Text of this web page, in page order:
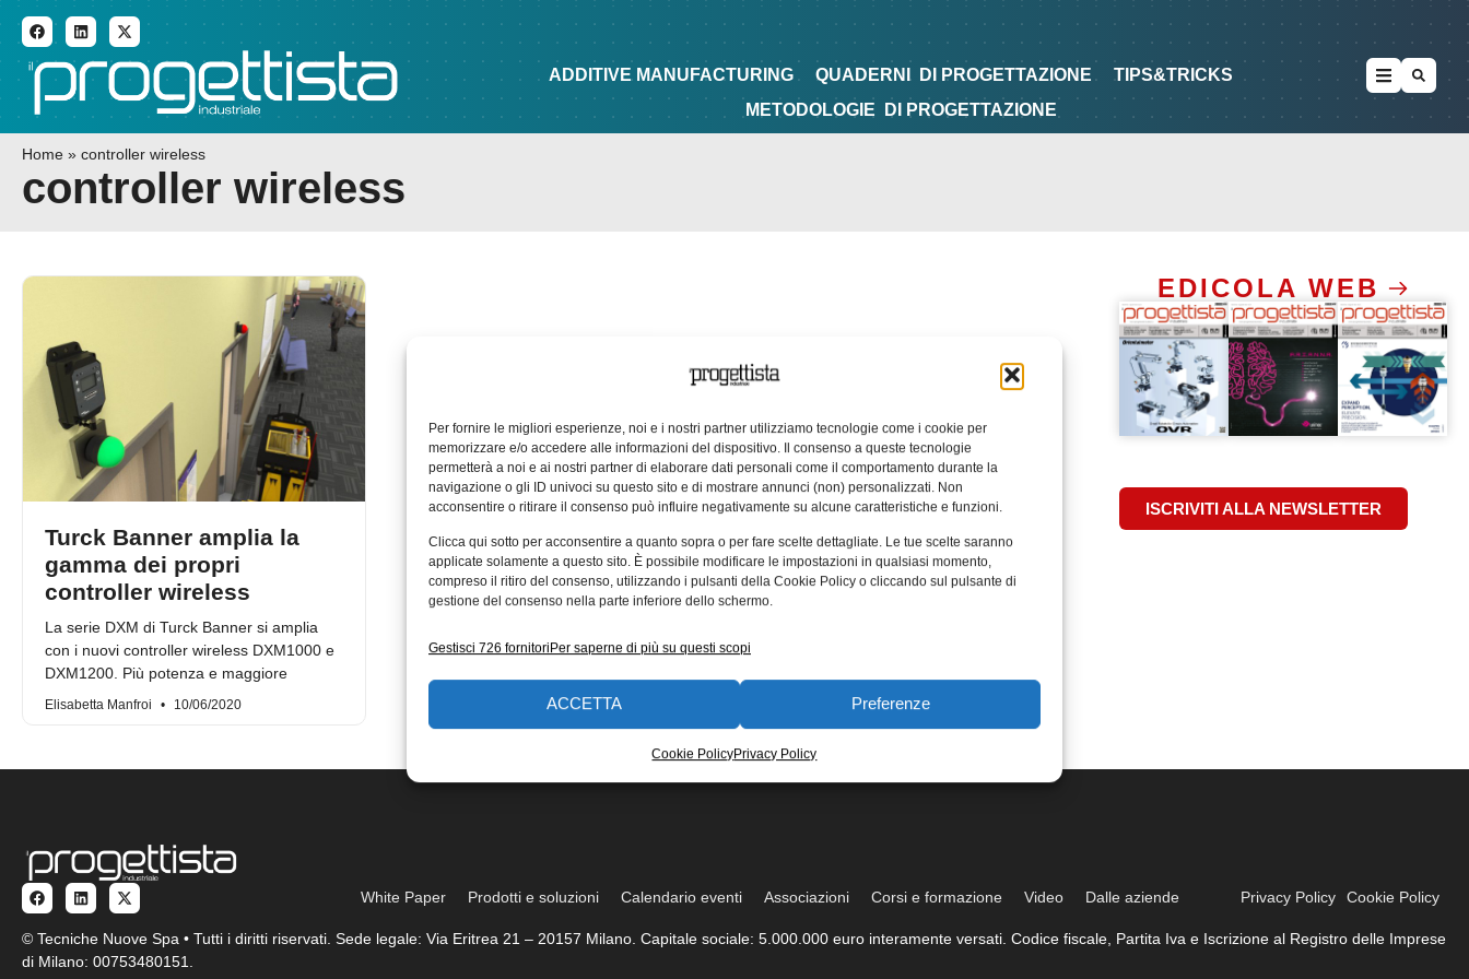
Per fornire le migliori esperienze, noi e i nostri partner utilizziamo tecnologie come i cookie per
memorizzare e/o accedere alle informazioni del dispositivo. Il consenso a queste tecnologie
permetterà a noi e ai nostri partner di elaborare dati personali come il comportamento durante la
navigazione o gli ID univoci su questo sito e di mostrare annunci (non) personalizzati. Non
acconsentire o ritirare il consenso può influire negativamente su alcune caratteristiche e funzioni.
Clicca qui sotto per acconsentire a quanto sopra o per fare scelte dettagliate. Le tue scelte saranno
applicate solamente a questo sito. È possibile modificare le impostazioni in qualsiasi momento,
compreso il ritiro del consenso, utilizzando i pulsanti della Cookie Policy o cliccando sul pulsante di
gestione del consenso nella parte inferiore dello schermo.
Gestisci 726 fornitoriPer saperne di più su questi scopi
ACCETTA Preferenze
Cookie PolicyPrivacy Policy
ADDITIVE MANUFACTURING QUADERNI DI PROGETTAZIONE TIPS&TRICKS METODOLOGIE DI PROGETTAZIONE
ADDITIVE MANUFACTURING QUADERNI DI PROGETTAZIONE
TIPS&TRICKS
METODOLOGIE
DI PROGETTAZIONE
Home » controller wireless
controller wireless
Turck Banner amplia la
gamma dei propri
controller wireless
La serie DXM di Turck Banner si amplia
con i nuovi controller wireless DXM1000 e
DXM1200. Più potenza e maggiore
Elisabetta Manfroi 10/06/2020
EDICOLA WEB
ISCRIVITI ALLA NEWSLETTER
White Paper Prodotti e soluzioni Calendario eventi Associazioni Corsi e formazione Video Dalle aziende Privacy Policy Cookie Policy
© Tecniche Nuove Spa • Tutti i diritti riservati. Sede legale: Via Eritrea 21 – 20157 Milano. Capitale sociale: 5.000.000 euro interamente versati. Codice fiscale, Partita Iva e Iscrizione al Registro delle Imprese
di Milano: 00753480151.